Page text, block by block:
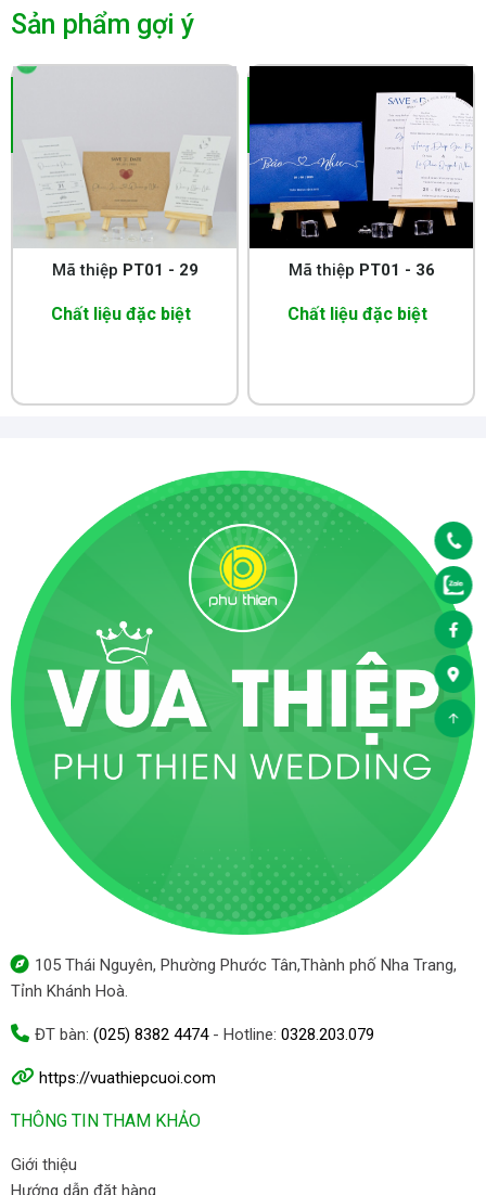
Sản phẩm gợi ý
Mã thiệp PT01 - 29
Chất liệu đặc biệt
Mã thiệp PT01 - 36
Chất liệu đặc biệt
105 Thái Nguyên, Phường Phước Tân,Thành phố Nha Trang,
Tỉnh Khánh Hoà.
ĐT bàn: (025) 8382 4474- Hotline: 0328.203.079
https://vuathiepcuoi.com
THÔNG TIN THAM KHẢO
Giới thiệu
Hướng dẫn đặt hàng